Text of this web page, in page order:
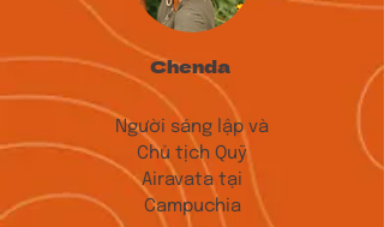
Chenda
Người sáng lập và
Chủ tịch Quỹ
Airavata tại
Campuchia